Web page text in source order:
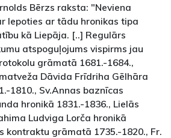
Bērzs raksta: "Neviena
lepoties ar tādu hronikas tipa
kā Liepāja. [..] Regulārs
atspoguļojums vispirms jau
grāmatā 1681.-1684.,
Dāvida Frīdriha Gēlhāra
1810., Sv.Annas baznīcas
hronikā 1831.-1836., Lielās
Ludviga Lorča hronikā
kontraktu grāmatā 1735.-1820., Fr.